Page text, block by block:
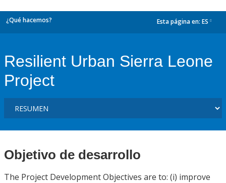
¿Qué hacemos? Esta página en: ES
Resilient Urban Sierra Leone
Project
Objetivo de desarrollo
The Project Development Objectives are to: (i) improve